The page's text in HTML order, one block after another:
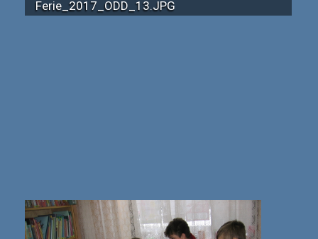
Ferie_2017_ODD_13.JPG